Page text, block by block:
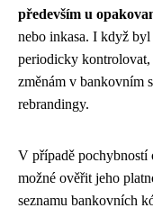
především u
nebo inkasa. I když
periodicky kontrolovat,
změnám v bankovním
rebrandingy.
V případě pochybností
možné ověřit jeho
seznamu bankovních